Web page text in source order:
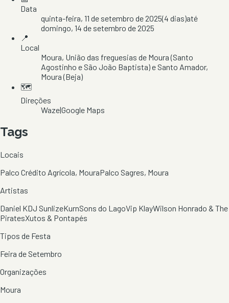
Data
quinta-feira, 11 de setembro de 2025(4 dias)até
domingo, 14 de setembro de 2025
📍
Local
Moura, União das freguesias de Moura (Santo
Agostinho e São João Baptista) e Santo Amador,
Moura(Beja)
🗺️
Direções
Waze|Google Maps
Tags
Locais
Palco Crédito Agrícola, MouraPalco Sagres, Moura
Artistas
Daniel KDJ SunlizeKurnSons do LagoVip KlayWilson Honrado & The
PiratesXutos & Pontapés
Tipos de Festa
Feira de Setembro
Organizações
Moura